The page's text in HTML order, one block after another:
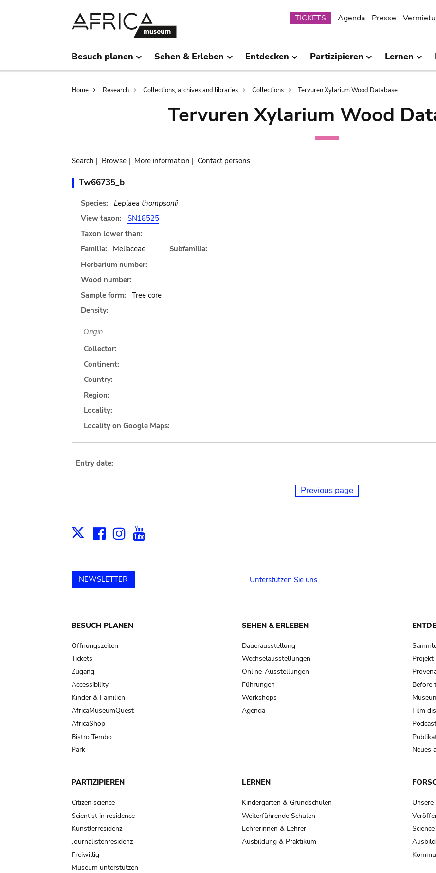
Submenu
TICKETS Agenda Presse
Besuch planen Sehen & Erleben Entdecken Partizipieren Lernen
Breadcrumb
Home Research Collections, archives and libraries Collections Tervuren Xylarium Wood Database
Tervuren Xylarium Wood
Search | Browse | More information | Contact persons
Tw66735_b
Species:
Leplaea thompsonii
View taxon:
SN18525
Taxon lower than:
Familia:
Meliaceae
Subfamilia:
Herbarium number:
Wood number:
Sample form:
Tree core
Density:
Origin
Collector:
Continent:
Country:
Region:
Locality:
Locality on Google Maps:
Entry date:
Previous page
X Facebook
Instagram
NEWSLETTER Unterstützen Sie uns
Main
navigation
BESUCH PLANEN
Öffnungszeiten
Tickets
Zugang
Accessibility
Kinder & Familien
AfricaMuseumQuest
AfricaShop
Bistro Tembo
Park
SEHEN & ERLEBEN
Dauerausstellung
Wechselausstellungen
Online-Ausstellungen
Führungen
Workshops
Agenda
Projekt
Before
Film
Neues
PARTIZIPIEREN
Citizen science
Scientist in residence
Künstlerresidenz
Journalistenresidenz
Freiwillig
Museum unterstützen
LERNEN
Kindergarten & Grundschulen
Weiterführende Schulen
Lehrerinnen & Lehrer
Ausbildung & Praktikum